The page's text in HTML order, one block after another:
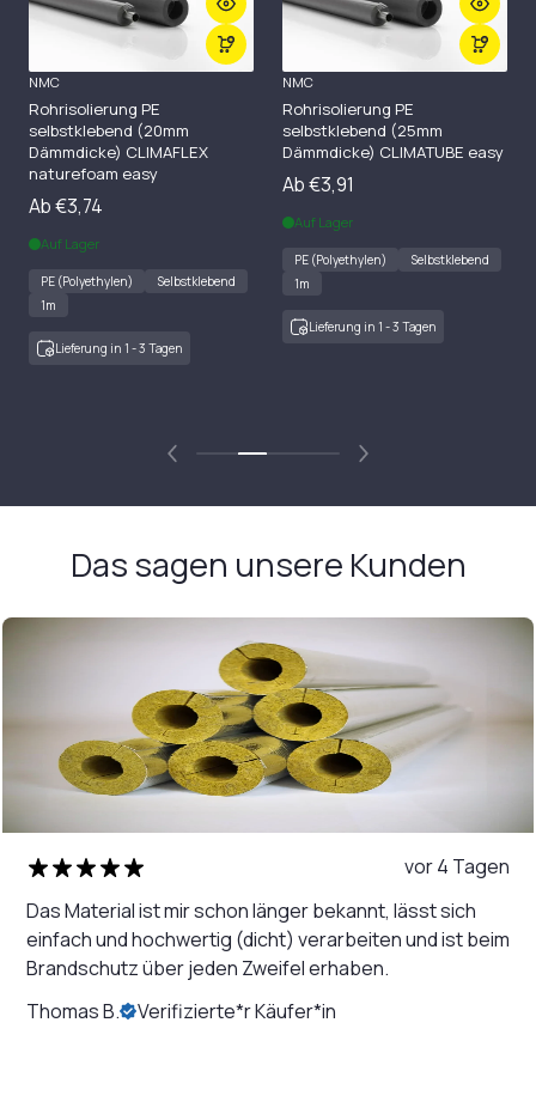
NMC
Rohrisolierung PE
selbstklebend (20mm
Dämmdicke) CLIMAFLEX
naturefoam easy
Ab €3,74
Auf Lager
PE (Polyethylen)
Selbstklebend
1m
Lieferung in 1 - 3 Tagen
NMC
Rohrisolierung PE
selbstklebend (25mm
Dämmdicke) CLIMATUBE easy
Ab €3,91
Auf Lager
PE (Polyethylen)
Selbstklebend
1m
Lieferung in 1 - 3 Tagen
Das sagen unsere Kunden
vor 4 Tagen
Das Material ist mir schon länger bekannt, lässt sich
einfach und hochwertig (dicht) verarbeiten und ist beim
Brandschutz über jeden Zweifel erhaben.
Thomas B.
Verifizierte*r Käufer*in